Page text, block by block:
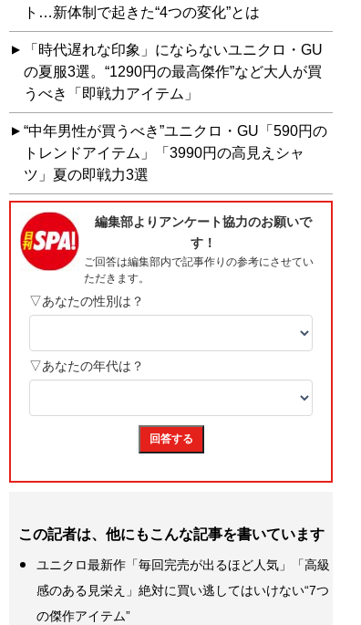
ト…新体制で起きた“4つの変化”とは
「時代遅れな印象」にならないユニクロ・GU
の夏服3選。“1290円の最高傑作”など大人が買
うべき「即戦力アイテム」
“中年男性が買うべき”ユニクロ・GU「590円の
トレンドアイテム」「3990円の高見えシャ
ツ」夏の即戦力3選
この記者は、他にもこんな記事を書いています
ユニクロ最新作「毎回完売が出るほど人気」「高級
感のある見栄え」絶対に買い逃してはいけない“7つ
の傑作アイテム”